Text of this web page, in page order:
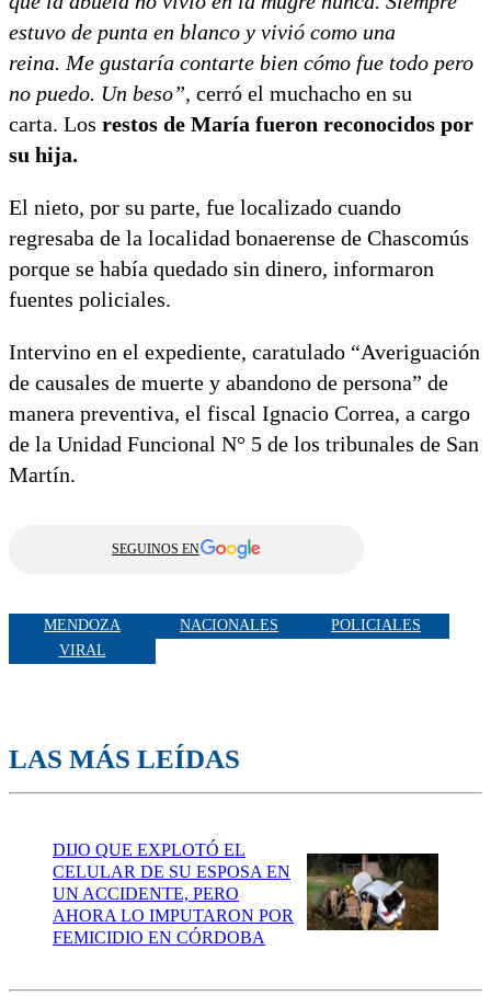
estuvo de punta en blanco y vivió como una
reina. Me gustaría contarte bien cómo fue todo pero
no puedo. Un beso”, cerró el muchacho en su
carta. Los restos de María fueron reconocidos por
su hija.
El nieto, por su parte, fue localizado cuando
regresaba de la localidad bonaerense de Chascomús
porque se había quedado sin dinero, informaron
fuentes policiales.
Intervino en el expediente, caratulado “Averiguación
de causales de muerte y abandono de persona” de
manera preventiva, el fiscal Ignacio Correa, a cargo
de la Unidad Funcional N° 5 de los tribunales de San
Martín.
SEGUINOS EN
MENDOZA NACIONALES
POLICIALES
VIRAL
LAS MÁS LEÍDAS
DIJO QUE EXPLOTÓ EL
CELULAR DE SU ESPOSA EN
UN ACCIDENTE, PERO
AHORA LO IMPUTARON POR
FEMICIDIO EN CÓRDOBA